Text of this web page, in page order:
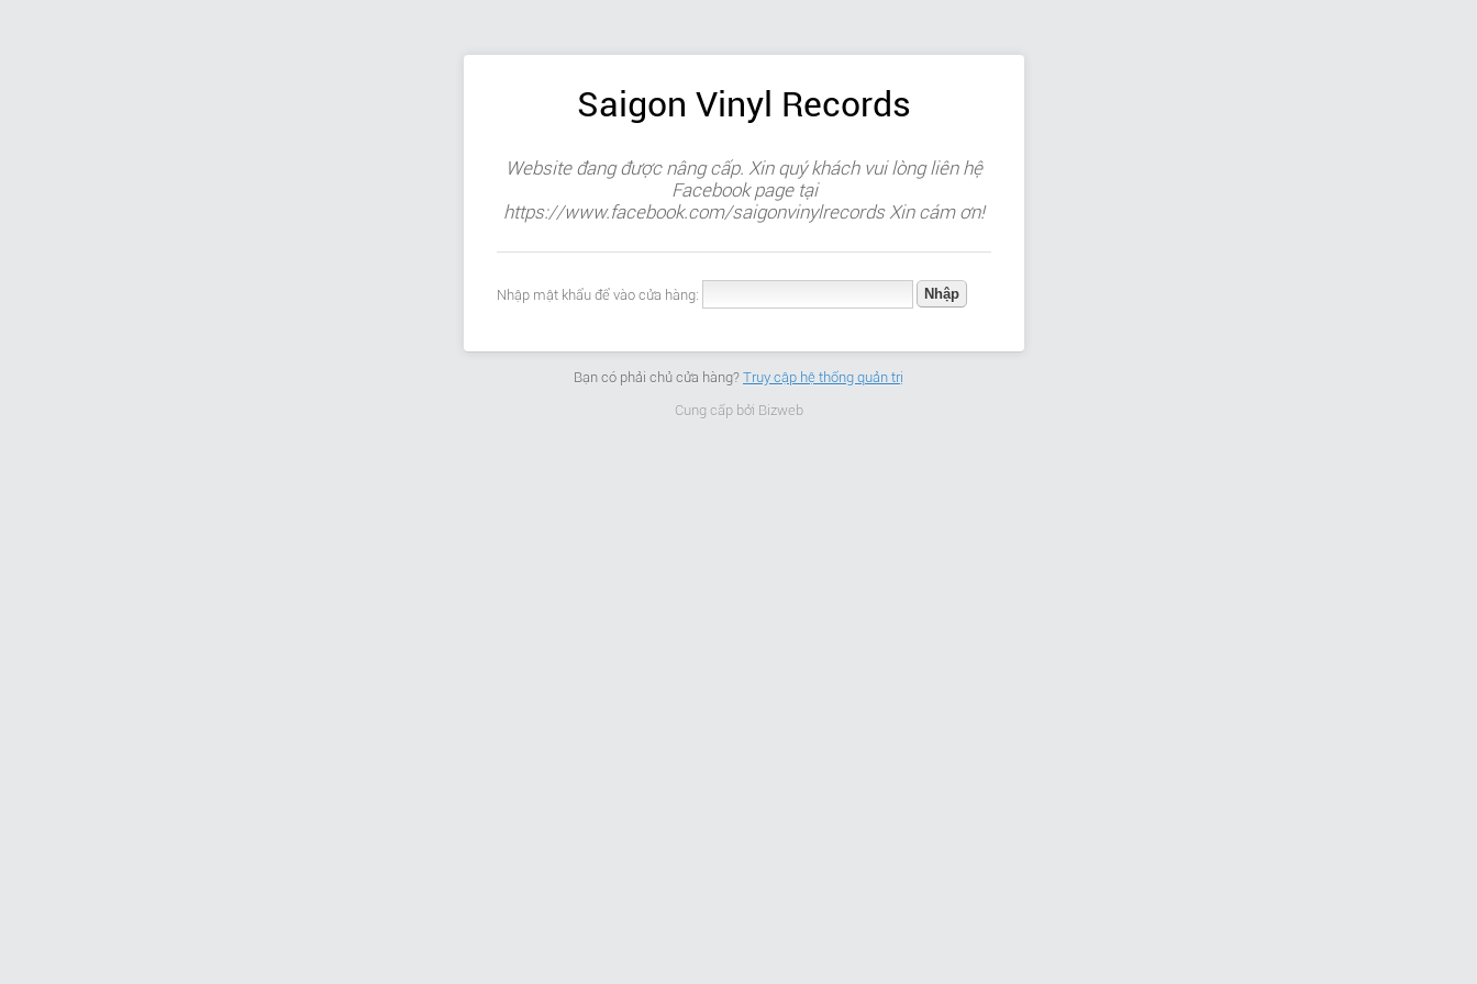
Saigon Vinyl Records
Website đang được nâng cấp. Xin quý khách vui lòng liên hệ
Facebook page tại
https://www.facebook.com/saigonvinylrecords Xin cám ơn!
Nhập mật khẩu để vào cửa hàng:
Bạn có phải chủ cửa hàng? Truy cập hệ thống quản trị
Cung cấp bởi Bizweb